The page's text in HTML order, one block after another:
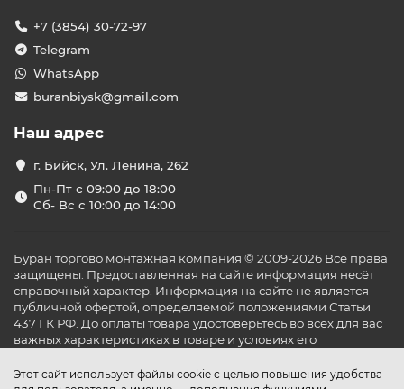
Этот сайт использует файлы cookie с целью повышения удобства
+7 (3854) 30-72-97
Telegram
WhatsApp
buranbiysk@gmail.com
Наш адрес
г. Бийск, Ул. Ленина, 262
Пн-Пт с 09:00 до 18:00
Сб- Вс с 10:00 до 14:00
Буран торгово монтажная компания © 2009-2026 Все права
защищены. Предоставленная на сайте информация несёт
справочный характер. Информация на сайте не является
публичной офертой, определяемой положениями Статьи
437 ГК РФ. До оплаты товара удостоверьтесь во всех для вас
важных характеристиках в товаре и условиях его